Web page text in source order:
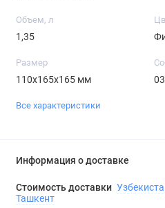
Объем, л
1,35
Размер
110х165х165 мм
Все характеристики
Информация о доставке
Стоимость доставки
Ташкент